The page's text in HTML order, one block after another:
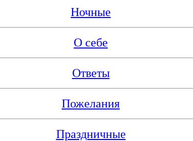
Ночные
О себе
Ответы
Пожелания
Праздничные